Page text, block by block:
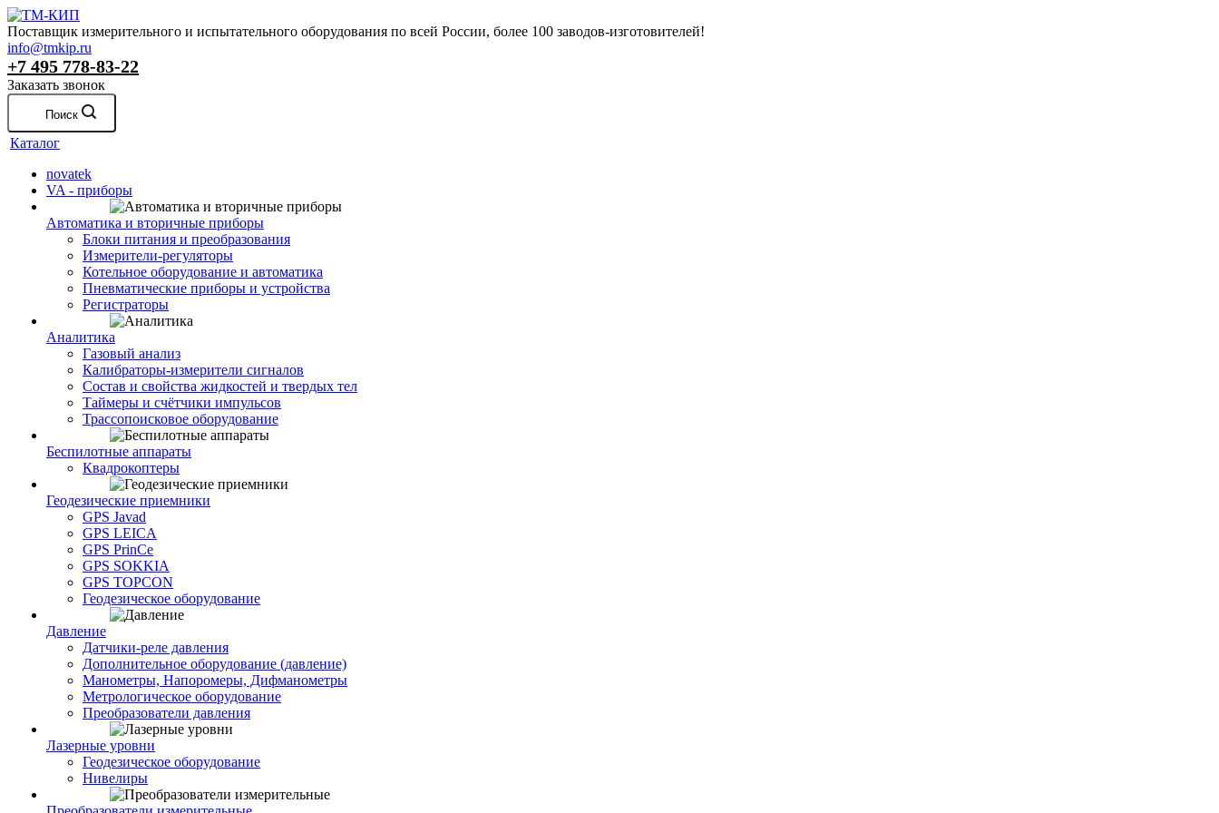
Поставщик измерительного и испытательного оборудования по всей России, более 100 заводов-изготовителей!
info@tmkip.ru
+7 495 778-83-22
Заказать звонок
Поиск
Каталог
novatek
VA - приборы
Автоматика и вторичные приборы
Блоки питания и преобразования
Измерители-регуляторы
Котельное оборудование и автоматика
Пневматические приборы и устройства
Регистраторы
Аналитика
Газовый анализ
Калибраторы-измерители сигналов
Состав и свойства жидкостей и твердых тел
Таймеры и счётчики импульсов
Трассопоисковое оборудование
Беспилотные аппараты
Квадрокоптеры
Геодезические приемники
GPS Javad
GPS LEICA
GPS PrinCe
GPS SOKKIA
GPS TOPCON
Геодезическое оборудование
Давление
Датчики-реле давления
Дополнительное оборудование (давление)
Манометры, Напоромеры, Дифманометры
Метрологическое оборудование
Преобразователи давления
Лазерные уровни
Геодезическое оборудование
Нивелиры